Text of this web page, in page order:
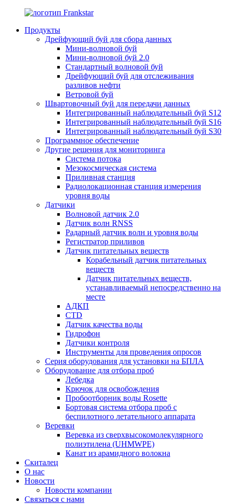
Продукты
Дрейфующий буй для сбора данных
Мини-волновой буй
Мини-волновой буй 2.0
Стандартный волновой буй
Дрейфующий буй для отслеживания
разливов нефти
Ветровой буй
Швартовочный буй для передачи данных
Интегрированный наблюдательный буй S12
Интегрированный наблюдательный буй S16
Интегрированный наблюдательный буй S30
Программное обеспечение
Другие решения для мониторинга
Система потока
Мезокосмическая система
Приливная станция
Радиолокационная станция измерения
уровня воды
Датчики
Волновой датчик 2.0
Датчик волн RNSS
Радарный датчик волн и уровня воды
Регистратор приливов
Датчик питательных веществ
Корабельный датчик питательных
веществ
Датчик питательных веществ,
устанавливаемый непосредственно на
месте
АДКП
CTD
Датчик качества воды
Гидрофон
Датчики контроля
Инструменты для проведения опросов
Серия оборудования для установки на БПЛА
Оборудование для отбора проб
Лебедка
Крючок для освобождения
Пробоотборник воды Rosette
Бортовая система отбора проб с
беспилотного летательного аппарата
Веревки
Веревка из сверхвысокомолекулярного
полиэтилена (UHMWPE)
Канат из арамидного волокна
Скиталец
О нас
Новости
Новости компании
Связаться с нами